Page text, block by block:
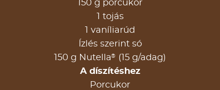
150 g porcukor
1 tojás
1 vaníliarúd
Ízlés szerint só
150 g Nutella®
(15 g/adag)
A díszítéshez
Porcukor